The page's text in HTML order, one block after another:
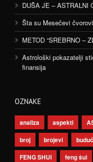
DUŠA JE – ASTRALNI
Šta su Mesečevi
METOD “SREBRNO –
Astrološki pokazatelji
finansija
OZNAKE
analiza aspekti
broj
brojevi
FENG SHUI
feng šui